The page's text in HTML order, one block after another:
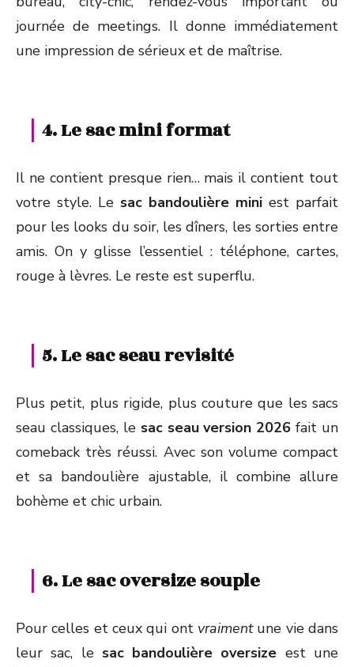
journée de meetings. Il donne immédiatement
une impression de sérieux et de maîtrise.
4. Le sac mini format
Il ne contient presque rien… mais il contient tout
votre style. Le sac bandoulière mini est parfait
pour les looks du soir, les dîners, les sorties entre
amis. On y glisse l’essentiel : téléphone, cartes,
rouge à lèvres. Le reste est superflu.
5. Le sac seau revisité
Plus petit, plus rigide, plus couture que les sacs
seau classiques, le sac seau version 2026 fait un
comeback très réussi. Avec son volume compact
et sa bandoulière ajustable, il combine allure
bohème et chic urbain.
6. Le sac oversize souple
Pour celles et ceux qui ont vraimentune vie dans
leur sac, le sac bandoulière oversize est une